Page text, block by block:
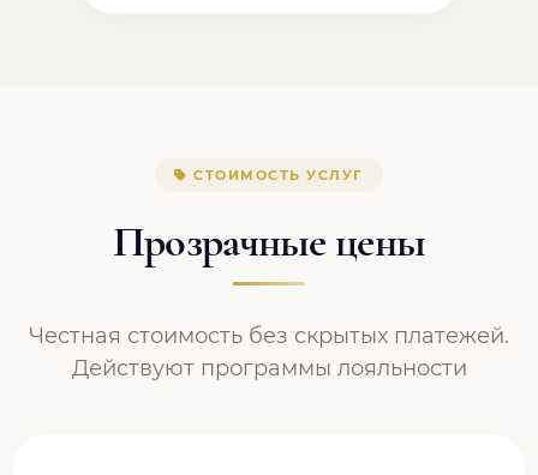
СТОИМОСТЬ УСЛУГ
Прозрачные цены
Честная стоимость без скрытых платежей.
Действуют программы лояльности